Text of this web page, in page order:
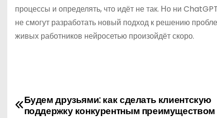
процессы и определять, что идёт не так. Но ни
не смогут разработать новый подход к решению
живых работников нейросетью произойдёт скоро.
НБудем друзьями: как сделать клиентскую
поддержку конкурентным преимуществом